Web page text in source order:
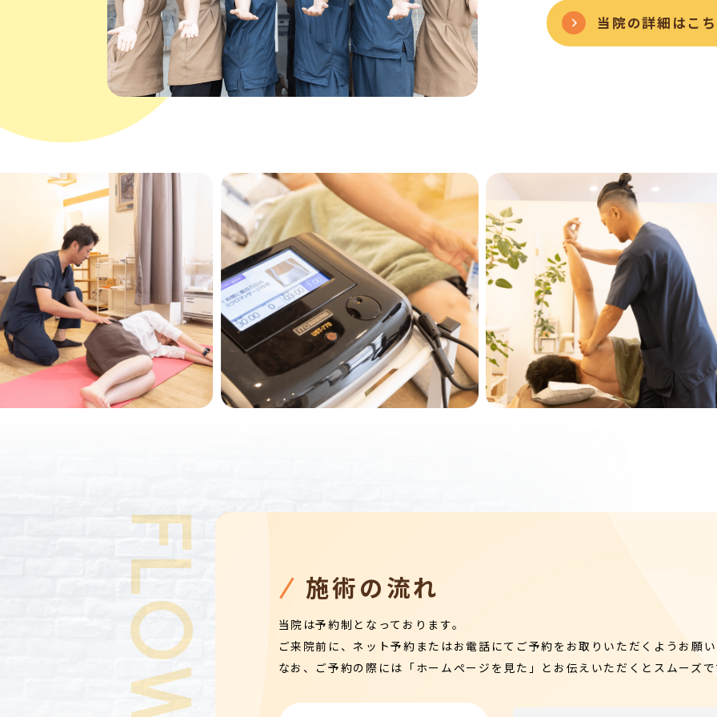
当院の詳細はこ
FLOW 施術の流れ
当院は予約制となっております。
ご来院前に、ネット予約またはお電話にてご予約をお取りいただくようお願
なお、ご予約の際には「ホームページを見た」とお伝えいただくとスムーズ